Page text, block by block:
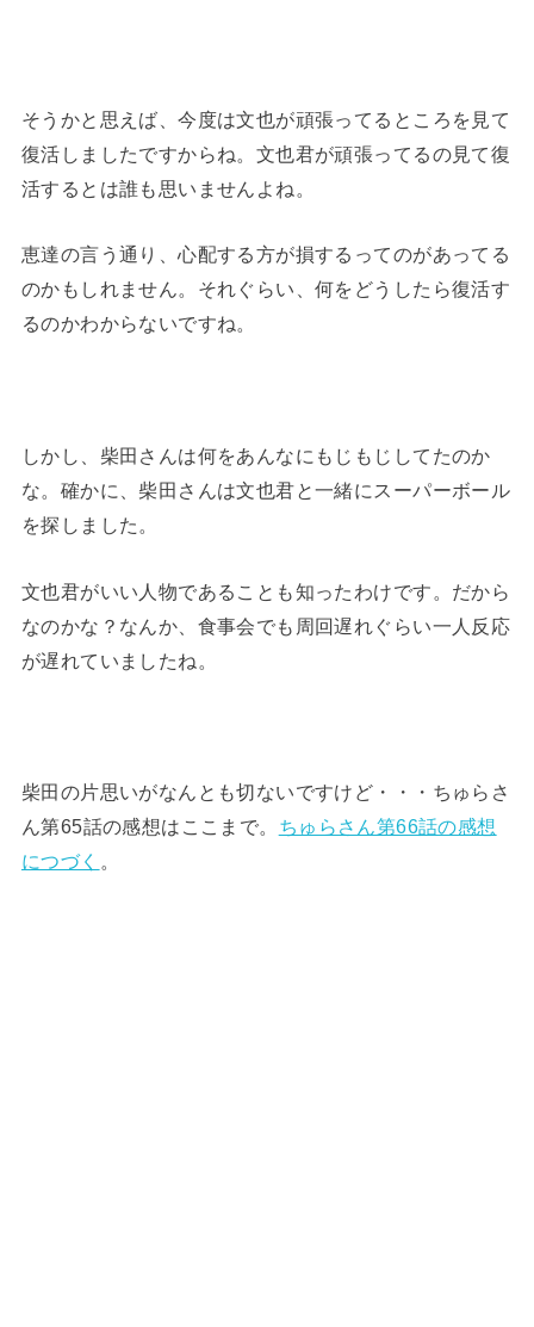
そうかと思えば、今度は文也が頑張ってるところを見て
復活しましたですからね。文也君が頑張ってるの見て復
活するとは誰も思いませんよね。
恵達の言う通り、心配する方が損するってのがあってる
のかもしれません。それぐらい、何をどうしたら復活す
るのかわからないですね。
しかし、柴田さんは何をあんなにもじもじしてたのか
な。確かに、柴田さんは文也君と一緒にスーパーボール
を探しました。
文也君がいい人物であることも知ったわけです。だから
なのかな？なんか、食事会でも周回遅れぐらい一人反応
が遅れていましたね。
柴田の片思いがなんとも切ないですけど・・・ちゅらさ
ん第65話の感想はここまで。 ちゅらさん第66話の感想
につづく 。